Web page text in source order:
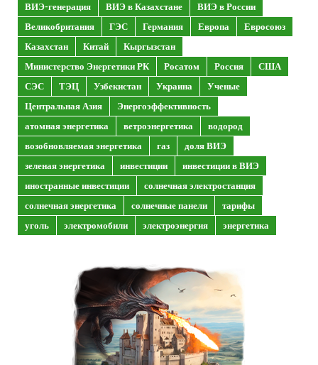
ВИЭ-генерация
ВИЭ в Казахстане
ВИЭ в России
Великобритания
ГЭС Германия Европа
Евросоюз
Казахстан
Китай
Кыргызстан
Министерство Энергетики РК
Росатом Россия
США
СЭС
ТЭЦ Узбекистан Украина
Ученые
Центральная Азия
Энергоэффективность
атомная энергетика
ветроэнергетика
водород
возобновляемая энергетика
газ
доля ВИЭ
зеленая энергетика
инвестиции
инвестиции в ВИЭ
иностранные инвестиции
солнечная электростанция
солнечная энергетика
солнечные панели
тарифы
уголь
электромобили электроэнергия энергетика